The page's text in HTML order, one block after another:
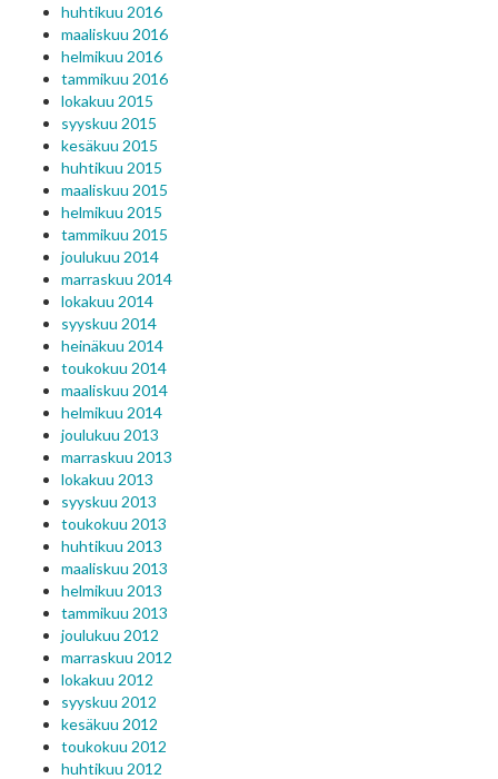
huhtikuu 2016
maaliskuu 2016
helmikuu 2016
tammikuu 2016
lokakuu 2015
syyskuu 2015
kesäkuu 2015
huhtikuu 2015
maaliskuu 2015
helmikuu 2015
tammikuu 2015
joulukuu 2014
marraskuu 2014
lokakuu 2014
syyskuu 2014
heinäkuu 2014
toukokuu 2014
maaliskuu 2014
helmikuu 2014
joulukuu 2013
marraskuu 2013
lokakuu 2013
syyskuu 2013
toukokuu 2013
huhtikuu 2013
maaliskuu 2013
helmikuu 2013
tammikuu 2013
joulukuu 2012
marraskuu 2012
lokakuu 2012
syyskuu 2012
kesäkuu 2012
toukokuu 2012
huhtikuu 2012